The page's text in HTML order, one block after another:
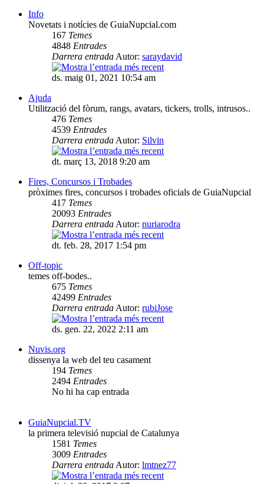
Info
Novetats i notícies de GuiaNupcial.com
167 Temes
4848 Entrades
Darrera entrada Autor: saraydavid
ds. maig 01, 2021 10:54 am
Ajuda
Utilització del fòrum, rangs, avatars, tickers, trolls, intrusos..
476 Temes
4539 Entrades
Darrera entrada Autor: Silvin
dt. març 13, 2018 9:20 am
Fires, Concursos i Trobades
pròximes fires, concursos i trobades oficials de GuiaNupcial
417 Temes
20093 Entrades
Darrera entrada Autor: nuriarodra
dt. feb. 28, 2017 1:54 pm
Off-topic
temes off-bodes..
675 Temes
42499 Entrades
Darrera entrada Autor: rubiJose
ds. gen. 22, 2022 2:11 am
Nuvis.org
dissenya la web del teu casament
194 Temes
2494 Entrades
No hi ha cap entrada
GuiaNupcial.TV
la primera televisió nupcial de Catalunya
1581 Temes
3009 Entrades
Darrera entrada Autor: lmtnez77